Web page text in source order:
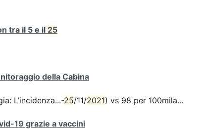
tra il 5 e il 25
della Cabina
L’incidenza...-25/11/2021) vs 98 per 100mila...
19 grazie a vaccini